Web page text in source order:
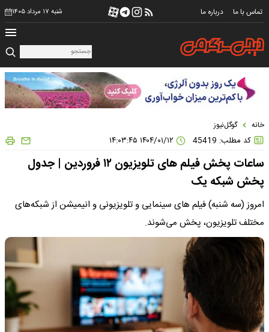
تماس با ما درباره ما شنبه ۱۷ مرداد ۱۴۰۵
خانه گوگل‌نیوز
کد مطلب: 45419
ساعات پخش فیلم های تلویزیون ۱۲ فروردین | جدول
پخش شبکه یک
امروز (سه شنبه) فیلم های سینمایی و تلویزیونی و انیمیشن از شبکه‌های
مختلف تلویزیون، پخش می‌شوند.